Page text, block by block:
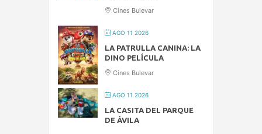
Cines Bulevar
AGO 11 2026
LA PATRULLA CANINA: LA
DINO PELÍCULA
Cines Bulevar
AGO 11 2026
LA CASITA DEL PARQUE
DE ÁVILA